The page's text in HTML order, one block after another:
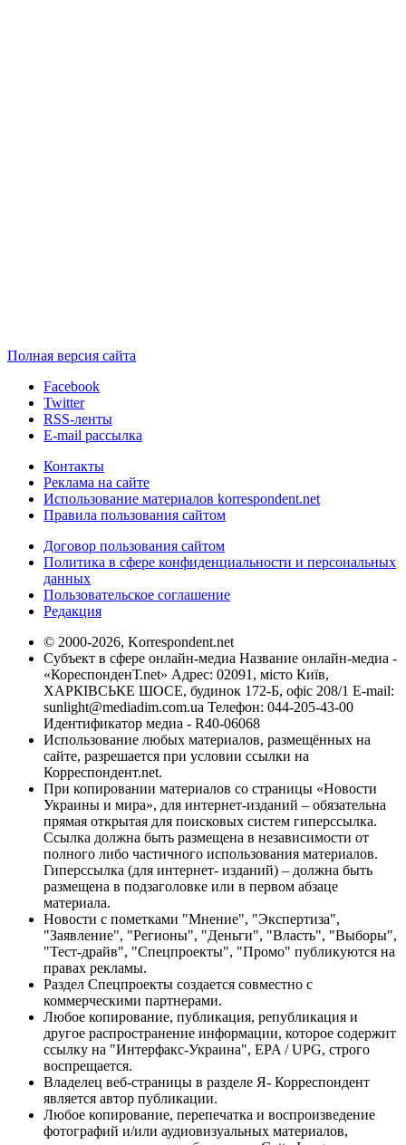
Полная версия сайта
Facebook
Twitter
RSS-ленты
E-mail рассылка
Контакты
Реклама на сайте
Использование материалов korrespondent.net
Правила пользования сайтом
Договор пользования сайтом
Политика в сфере конфиденциальности и персональных
данных
Пользовательское соглашение
Редакция
© 2000-2026, Korrespondent.net
Субъект в сфере онлайн-медиа Название онлайн-медиа -
«КореспонденТ.net» Адрес: 02091, місто Київ,
ХАРКІВСЬКЕ ШОСЕ, будинок 172-Б, офіс 208/1 E-mail:
sunlight@mediadim.com.ua Телефон: 044-205-43-00
Идентификатор медиа - R40-06068
Использование любых материалов, размещённых на
сайте, разрешается при условии ссылки на
Корреспондент.net.
При копировании материалов со страницы «Новости
Украины и мира», для интернет-изданий – обязательна
прямая открытая для поисковых систем гиперссылка.
Ссылка должна быть размещена в независимости от
полного либо частичного использования материалов.
Гиперссылка (для интернет- изданий) – должна быть
размещена в подзаголовке или в первом абзаце
материала.
Новости с пометками "Мнение", "Экспертиза",
"Заявление", "Регионы", "Деньги", "Власть", "Выборы",
"Тест-драйв", "Спецпроекты", "Промо" публикуются на
правах рекламы.
Раздел Спецпроекты создается совместно с
коммерческими партнерами.
Любое копирование, публикация, републикация и
другое распространение информации, которое содержит
ссылку на "Интерфакс-Украина", EPA / UPG, строго
воспрещается.
Владелец веб-страницы в разделе Я- Корреспондент
является автор публикации.
Любое копирование, перепечатка и воспроизведение
фотографий и/или аудиовизуальных материалов,